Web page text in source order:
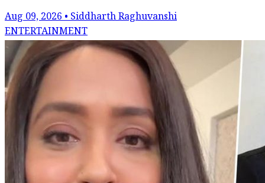
Aug 09, 2026 • Siddharth Raghuvanshi
ENTERTAINMENT